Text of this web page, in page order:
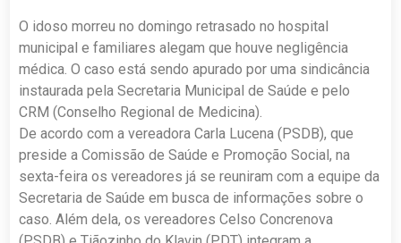
O idoso morreu no domingo retrasado no hospital
municipal e familiares alegam que houve negligência
médica. O caso está sendo apurado por uma sindicância
instaurada pela Secretaria Municipal de Saúde e pelo
CRM (Conselho Regional de Medicina).
De acordo com a vereadora Carla Lucena (PSDB), que
preside a Comissão de Saúde e Promoção Social, na
sexta-feira os vereadores já se reuniram com a equipe da
Secretaria de Saúde em busca de informações sobre o
caso. Além dela, os vereadores Celso Concrenova